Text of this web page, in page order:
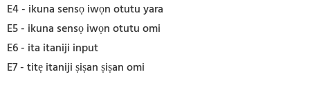
E4 - ikuna sensọ iwọn otutu yara
E5 - ikuna sensọ iwọn otutu omi
E6 - ita itaniji input
E7 - titẹ itaniji ṣiṣan ṣiṣan omi